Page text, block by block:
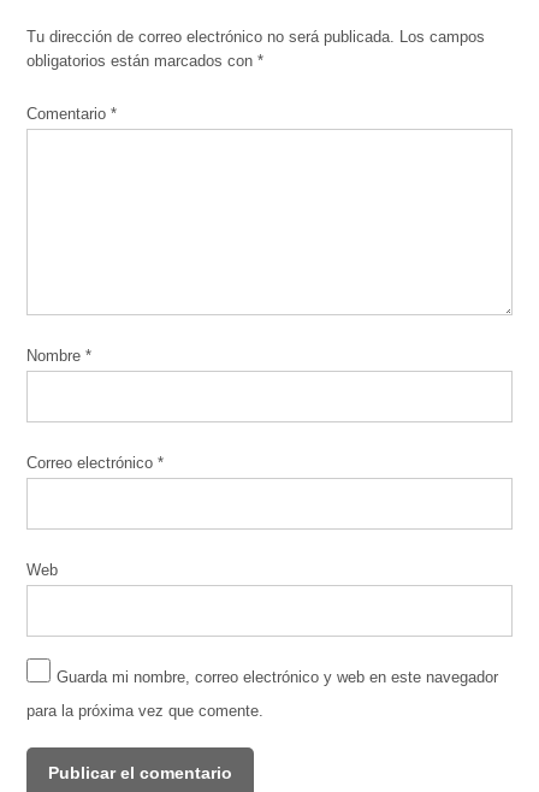
Tu dirección de correo electrónico no será publicada. Los campos
obligatorios están marcados con*
Comentario*
Nombre*
Correo electrónico*
Web
Guarda mi nombre, correo electrónico y web en este navegador
para la próxima vez que comente.